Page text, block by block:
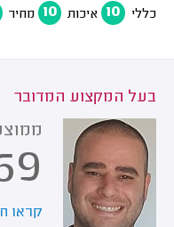
כללי 10 איכות 10 מחיר
בעל המקצוע המדובר
קראו